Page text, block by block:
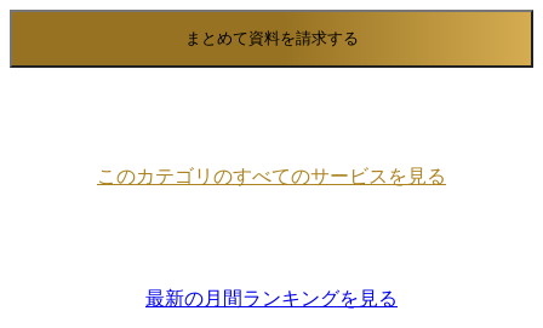
まとめて資料を請求する
このカテゴリのすべてのサービスを見る
最新の月間ランキングを見る